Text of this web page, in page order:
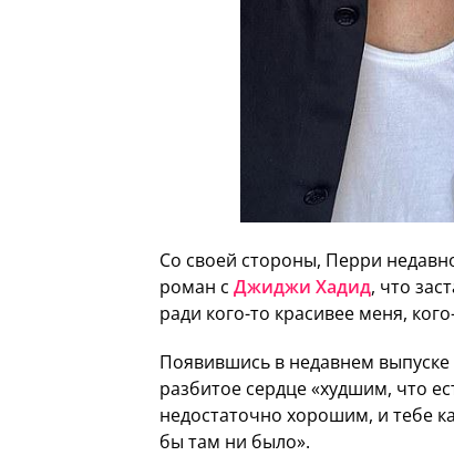
Со своей стороны, Перри
роман с Джиджи Хадид, что
ради кого-то красивее меня,
Появившись в недавнем
разбитое сердце «худшим, что
недостаточно хорошим, и тебе
бы там ни было».